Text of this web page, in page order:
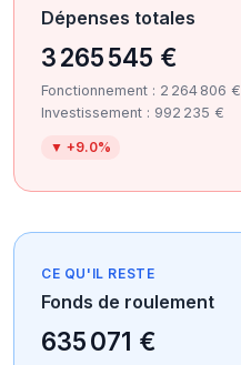
Dépenses totales
3 265 545 €
Fonctionnement : 2 264 806 €
Investissement : 992 235 €
▼ +9.0%
CE QU'IL RESTE
Fonds de roulement
635 071 €